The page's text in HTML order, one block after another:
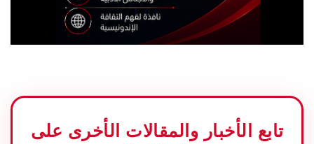
تابع الأخبار والمقالات الأخرى على